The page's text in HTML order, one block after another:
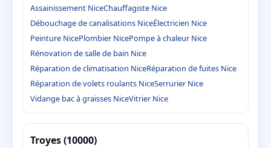
Assainissement NiceChauffagiste Nice
Débouchage de canalisations NiceÉlectricien Nice
Peinture NicePlombier NicePompe à chaleur Nice
Rénovation de salle de bain Nice
Réparation de climatisation NiceRéparation de fuites Nice
Réparation de volets roulants NiceSerrurier Nice
Vidange bac à graisses NiceVitrier Nice
Troyes (10000)